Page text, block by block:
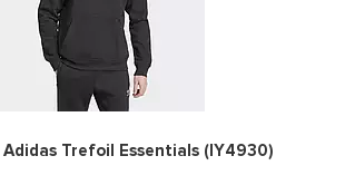
0
Adidas Trefoil Essentials (IY4930)